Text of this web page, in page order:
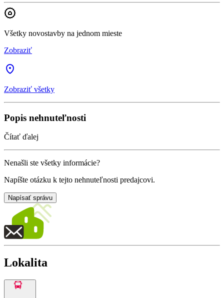
Všetky novostavby na jednom mieste
Zobraziť
Zobraziť všetky
Popis nehnuteľnosti
Čítať ďalej
Nenašli ste všetky informácie?
Napíšte otázku k tejto nehnuteľnosti predajcovi.
Napísať správu
Lokalita